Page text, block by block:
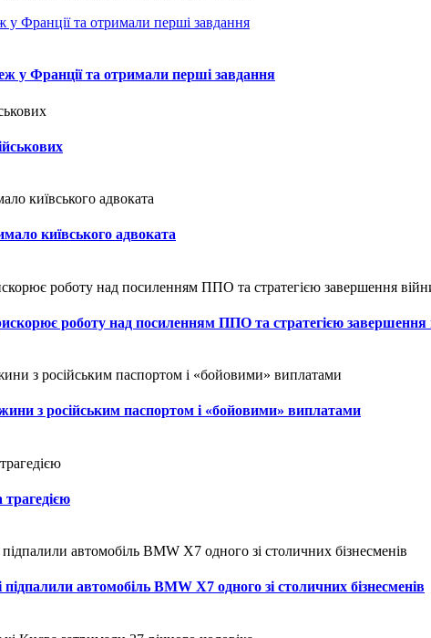
у Франції та отримали перші завдання
київського адвоката
роботу над посиленням ППО та стратегією завершення
з російським паспортом і «бойовими» виплатами
трагедією
автомобіль BMW X7 одного зі столичних бізнесменів